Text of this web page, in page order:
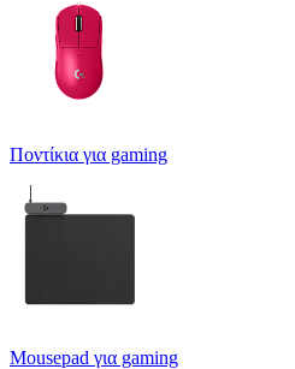
Ποντίκια για gaming
Mousepad για gaming